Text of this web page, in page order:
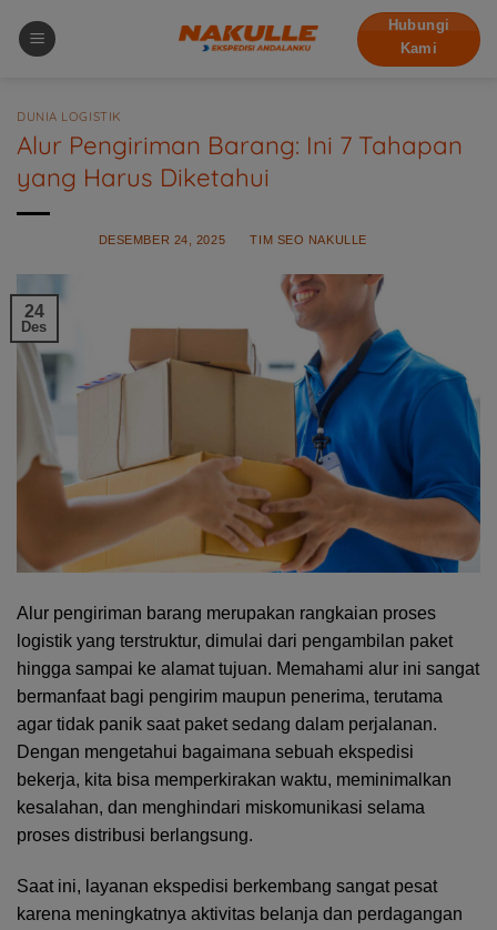
Hubungi
Kami
DUNIA LOGISTIK
Alur Pengiriman Barang: Ini 7 Tahapan
yang Harus Diketahui
DESEMBER 24, 2025 BYTIM SEO NAKULLE
24
Des
Alur pengiriman barang merupakan rangkaian proses
logistik yang terstruktur, dimulai dari pengambilan paket
hingga sampai ke alamat tujuan. Memahami alur ini sangat
bermanfaat bagi pengirim maupun penerima, terutama
agar tidak panik saat paket sedang dalam perjalanan.
Dengan mengetahui bagaimana sebuah ekspedisi
bekerja, kita bisa memperkirakan waktu, meminimalkan
kesalahan, dan menghindari miskomunikasi selama
proses distribusi berlangsung.
Saat ini, layanan ekspedisi berkembang sangat pesat
karena meningkatnya aktivitas belanja dan perdagangan